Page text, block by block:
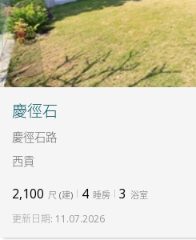
慶徑石
慶徑石路
西貢
2,100 尺 (建) 4 睡房 3 浴室
更新日期: 11.07.2026